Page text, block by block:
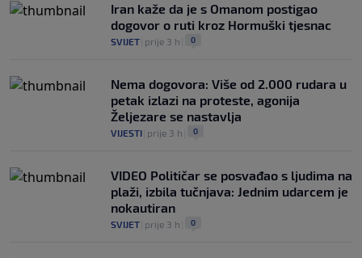
Iran kaže da je s Omanom postigao
dogovor o ruti kroz Hormuški tjesnac
SVIJET prije 3 h 0
Nema dogovora: Više od 2.000 rudara u
petak izlazi na proteste, agonija
Željezare se nastavlja
VIJESTI prije 3 h 0
VIDEO Političar se posvađao s ljudima na
plaži, izbila tučnjava: Jednim udarcem je
nokautiran
SVIJET prije 3 h 0